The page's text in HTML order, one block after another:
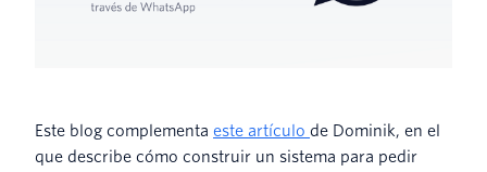
Este blog complementa este artículo de Dominik, en el
que describe cómo construir un sistema para pedir